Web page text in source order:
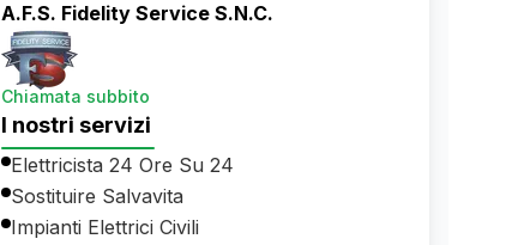
A.F.S. Fidelity Service S.N.C.
Chiamata subbito
I nostri servizi
Elettricista 24 Ore Su 24
Sostituire Salvavita
Impianti Elettrici Civili